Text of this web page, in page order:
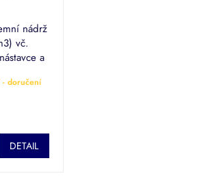
nádrž
vč.
a
vody.
- doručení
DETAIL